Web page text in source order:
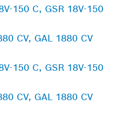
150 C, GSR 18V-150
CV, GAL 1880 CV
150 C, GSR 18V-150
CV, GAL 1880 CV